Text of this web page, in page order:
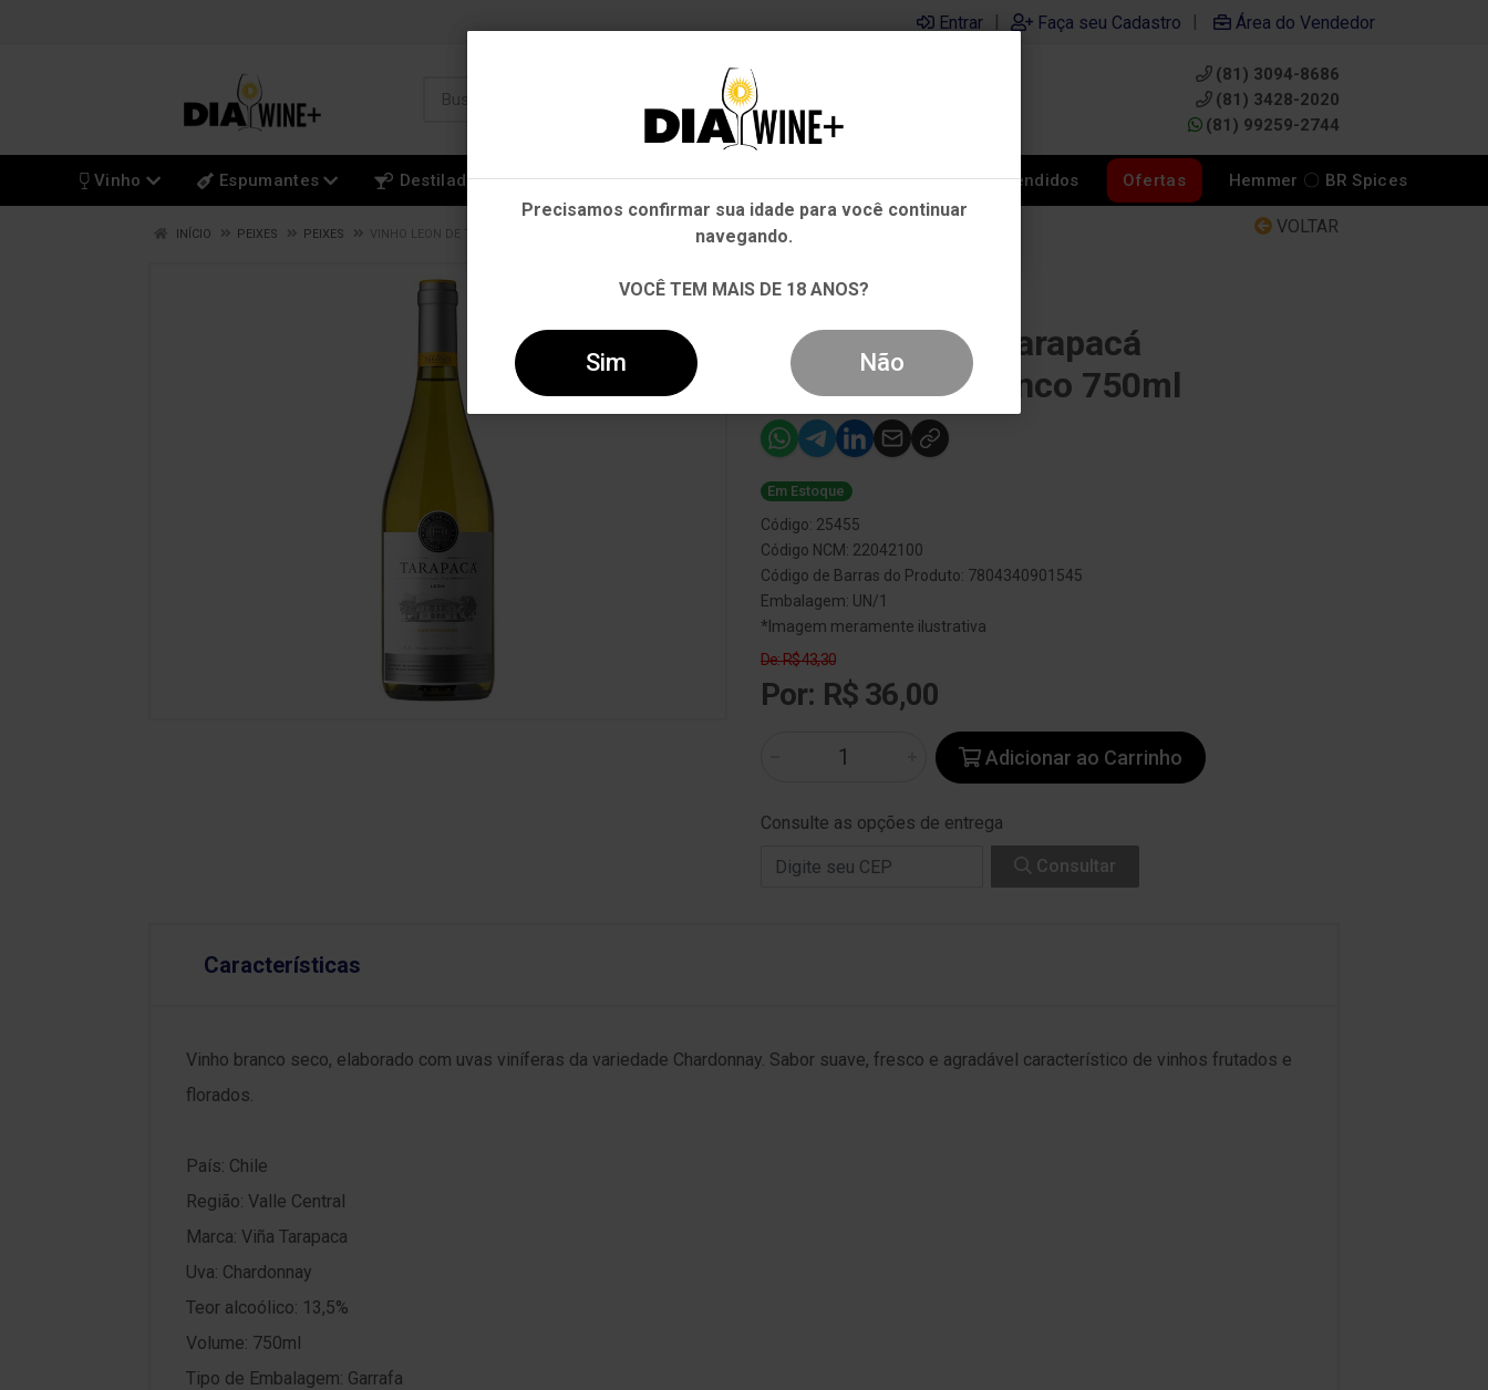
Entrar | Faça seu Cadastro | Área do Vendedor
(81) 3094-8686
(81) 3428-2020
(81) 99259-2744
Vinho Espumantes Destilados Cervejas Kits Departamentos Mais Vendidos Ofertas Hemmer 〇 BR Spices
VOLTAR
INÍCIO PEIXES PEIXES VINHO LEON DE TARAPACÁ CHARDONNAY BRANCO 750ML
-17%
Vinho Leon de Tarapacá
Chardonnay Branco 750ml
Em Estoque
Código: 25455
Código NCM: 22042100
Código de Barras do Produto: 7804340901545
Embalagem: UN/1
*Imagem meramente ilustrativa
De: R$ 43,30
Por: R$ 36,00
Adicionar ao Carrinho
Consulte as opções de entrega
Consultar
Características
Vinho branco seco, elaborado com uvas viníferas da variedade Chardonnay. Sabor suave, fresco e agradável característico de vinhos frutados e
florados.
País: Chile
Região: Valle Central
Marca: Viña Tarapaca
Uva: Chardonnay
Teor alcoólico: 13,5%
Volume: 750ml
Tipo de Embalagem: Garrafa
Em que Estado você está?
Pernambuco
Outros Estados
Precisamos confirmar sua idade para você continuar
navegando.
VOCÊ TEM MAIS DE 18 ANOS?
Sim Não